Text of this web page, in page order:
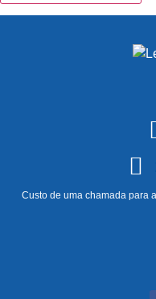
Custo de uma chamada para